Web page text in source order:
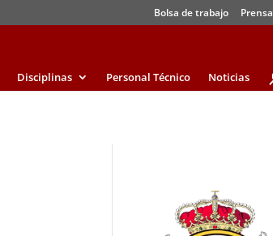
Bolsa de trabajo Prensa
Disciplinas Personal Técnico Noticias